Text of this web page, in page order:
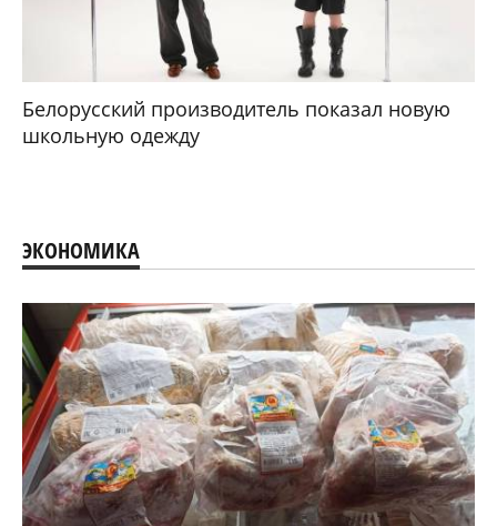
Белорусский производитель показал новую
школьную одежду
ЭКОНОМИКА